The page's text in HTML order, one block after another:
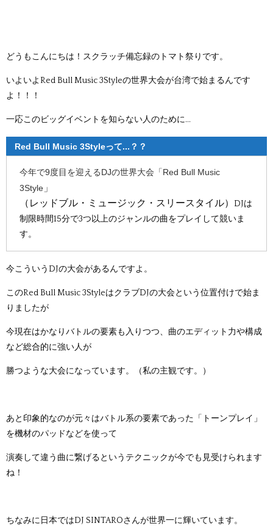
どうもこんにちは！スクラッチ備忘録のトマト祭りです。
いよいよRed Bull Music 3Styleの世界大会が台湾で始まるんです
よ！！！
一応このビッグイベントを知らない人のために...
Red Bull Music 3Styleって...？？
今年で9度目を迎えるDJの世界大会「Red Bull Music
3Style 」
（レッドブル・ミュージック・スリースタイル） DJは
制限時間15分で3つ以上のジャンルの曲をプレイ して競いま
す。
今こういうDJの大会があるんですよ。
このRed Bull Music 3StyleはクラブDJの大会という位置付けで始ま
りましたが
今現在はかなりバトルの要素も入りつつ、曲のエディット力や構成
など総合的に強い人が
勝つような大会になっています。（私の主観です。）
あと印象的なのが元々はバトル系の要素であった「トーンプレイ」
を機材のパッドなどを使って
演奏して違う曲に繋げるというテクニックが今でも見受けられます
ね！
ちなみに日本ではDJ SINTAROさんが世界一に輝いています。